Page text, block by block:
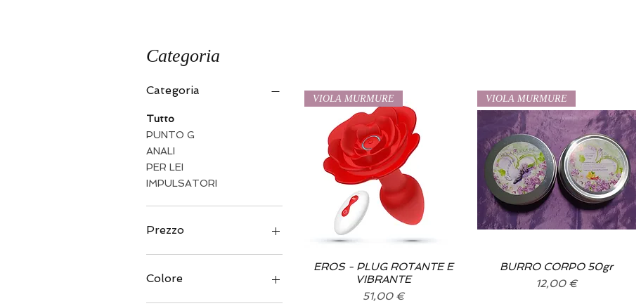
Categoria
Categoria
Tutto
PUNTO G
ANALI
PER LEI
IMPULSATORI
Prezzo
Colore
Vista rapida
VIOLA MURMURE
EROS - PLUG ROTANTE E
VIBRANTE
Prezzo
51,00 €
Vista rapida
VIOLA MURMURE
BURRO CORPO 50gr
Prezzo
12,00 €